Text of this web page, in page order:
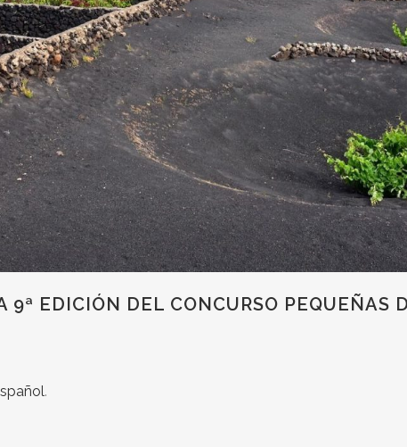
9ª EDICIÓN DEL CONCURSO PEQUEÑAS
.